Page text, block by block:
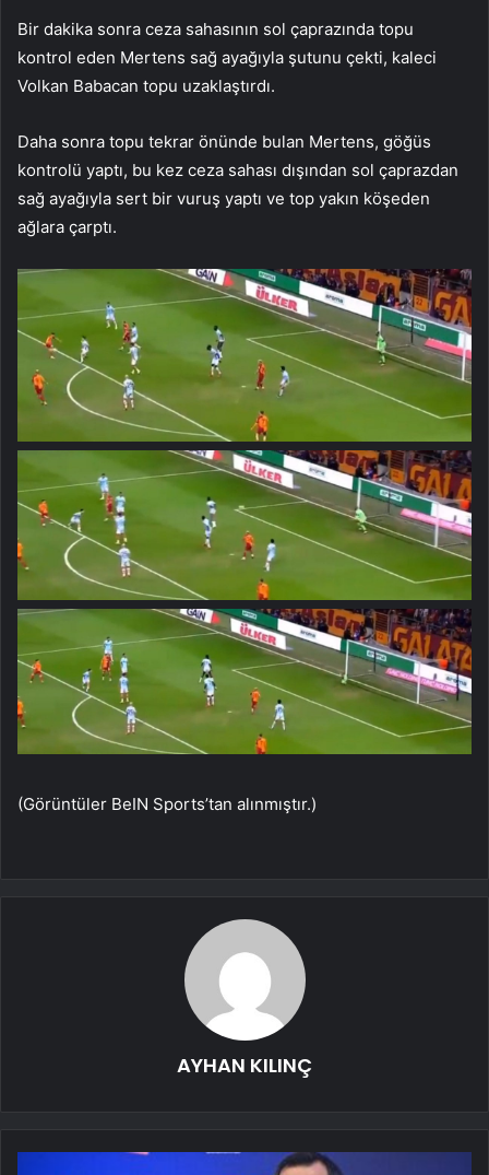
Bir dakika sonra ceza sahasının sol çaprazında topu
kontrol eden Mertens sağ ayağıyla şutunu çekti, kaleci
Volkan Babacan topu uzaklaştırdı.
Daha sonra topu tekrar önünde bulan Mertens, göğüs
kontrolü yaptı, bu kez ceza sahası dışından sol çaprazdan
sağ ayağıyla sert bir vuruş yaptı ve top yakın köşeden
ağlara çarptı.
(Görüntüler BeIN Sports’tan alınmıştır.)
AYHAN KILINÇ